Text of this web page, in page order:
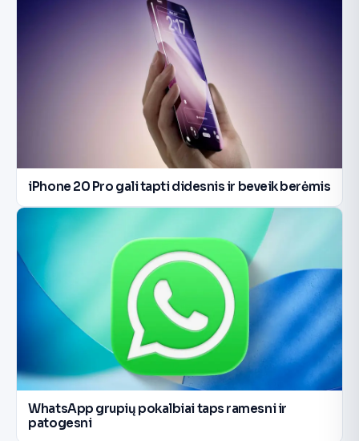
iPhone 20 Pro gali tapti didesnis ir beveik berėmis
WhatsApp grupių pokalbiai taps ramesni ir
patogesni